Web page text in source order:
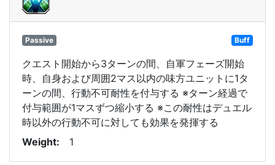
Passive Buff
クエスト開始から3ターンの間、自軍フェーズ開始
時、自身および周囲2マス以内の味方ユニットに1タ
ーンの間、行動不可耐性を付与する ※ターン経過で
付与範囲が1マスずつ縮小する ※この耐性はデュエル
時以外の行動不可に対しても効果を発揮する
Weight
1